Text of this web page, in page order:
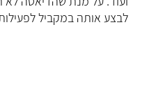
לבצע אותה במקביל